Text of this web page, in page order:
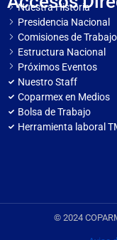
Nuestra Historia
Presidencia Nacional
Comisiones de Trabajo
Estructura Nacional
Próximos Eventos
Nuestro Staff
Coparmex en Medios
Bolsa de Trabajo
Herramienta laboral
© 2024